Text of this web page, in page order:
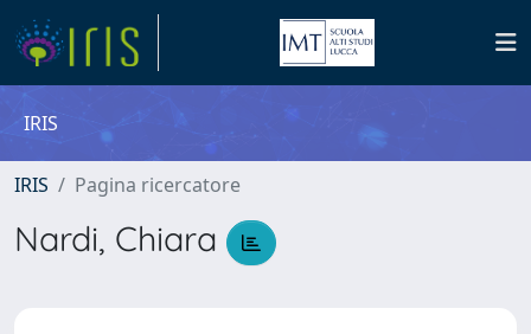
IRIS
IRIS Pagina ricercatore
Nardi, Chiara